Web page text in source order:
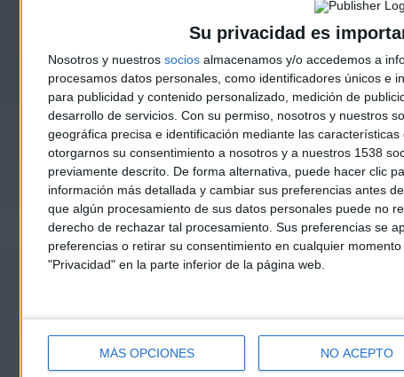
Su privacidad es
Nosotros y nuestros socios almacenamos y/o accedemos a
procesamos datos personales, como identificadores únicos e
para publicidad y contenido personalizado, medición de
desarrollo de servicios. Con su permiso, nosotros y nuestros
geográfica precisa e identificación mediante las
otorgarnos su consentimiento a nosotros y a nuestros 1538
previamente descrito. De forma alternativa, puede hacer clic
información más detallada y cambiar sus preferencias antes
que algún procesamiento de sus datos personales puede no
derecho de rechazar tal procesamiento. Sus preferencias se
preferencias o retirar su consentimiento en cualquier
"Privacidad" en la parte inferior de la página web.
MÁS OPCIONES NO ACEPTO